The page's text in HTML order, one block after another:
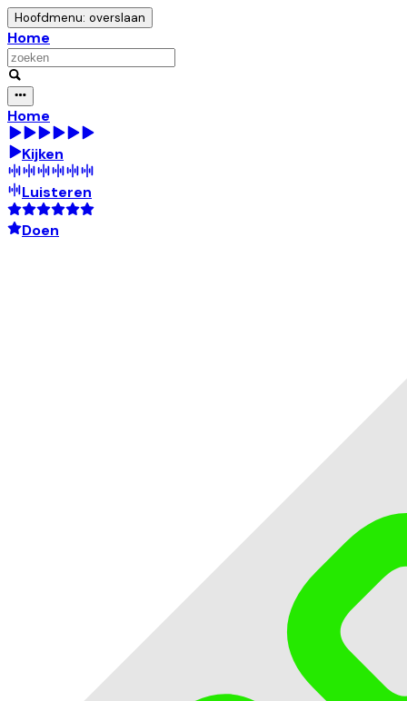
Hoofdmenu: overslaan
Home
Home
Kijken
Luisteren
Doen